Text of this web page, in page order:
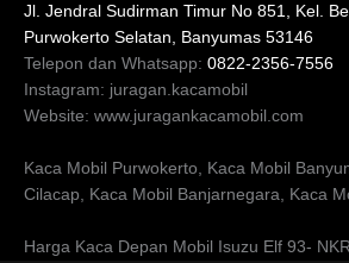
Jl. Jendral Sudirman Timur No 851, Kel.
Purwokerto Selatan, Banyumas 53146
Telepon dan Whatsapp: 0822-2356-7556
Instagram: juragan.kacamobil
Website: www.juragankacamobil.com
Kaca Mobil Purwokerto, Kaca Mobil
Cilacap, Kaca Mobil Banjarnegara, Kaca
Harga Kaca Depan Mobil Isuzu Elf 93-